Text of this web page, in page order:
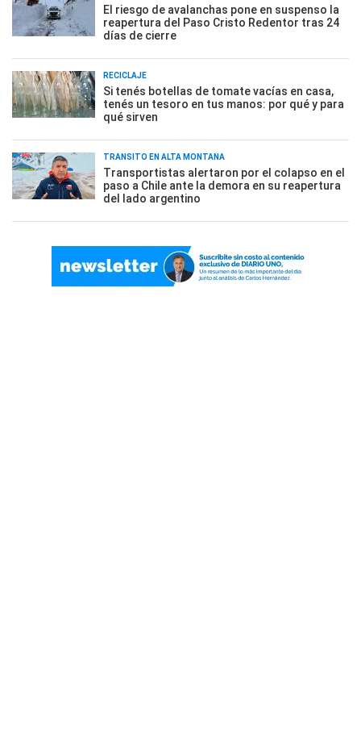
El riesgo de avalanchas pone en suspenso la
reapertura del Paso Cristo Redentor tras 24
días de cierre
RECICLAJE
Si tenés botellas de tomate vacías en casa,
tenés un tesoro en tus manos: por qué y para
qué sirven
TRÁNSITO EN ALTA MONTAÑA
Transportistas alertaron por el colapso en el
paso a Chile ante la demora en su reapertura
del lado argentino